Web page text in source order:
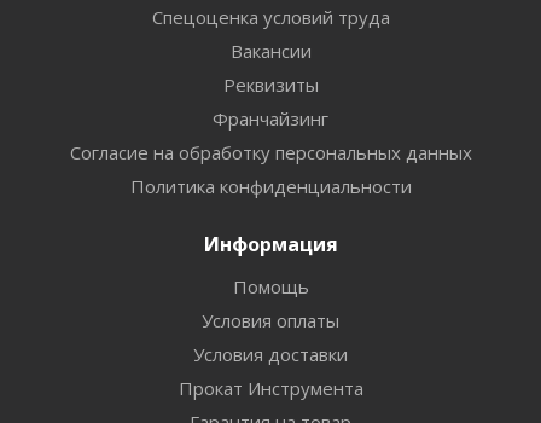
Спецоценка условий труда
Вакансии
Реквизиты
Франчайзинг
Согласие на обработку персональных данных
Политика конфиденциальности
Информация
Помощь
Условия оплаты
Условия доставки
Прокат Инструмента